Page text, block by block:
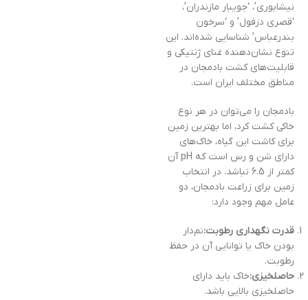
نیشابوری’، ‘جویبار مازندران’،
‘قصری دزفول’ و ‘سرخون
بندرعباس’ شناسایی شده‌اند. این
تنوع نشان‌دهنده غنای ژنتیکی و
قابلیت‌های کشت بادمجان در
مناطق مختلف ایران است.
بادمجان را می‌توان در هر نوع
خاکی کشت کرد، اما بهترین زمین
برای کاشت این گیاه، خاک‌های
دارای شن و رس است که pH آن
کمتر از 6.5 نباشد. در انتخاب
زمین برای زراعت بادمجان، دو
عامل مهم وجود دارد:
قدرت نگهداری رطوبت:نم‌دار
بودن خاک یا توانایی آن در حفظ
رطوبت.
حاصلخیزی:خاک باید دارای
حاصلخیزی بالایی باشد.